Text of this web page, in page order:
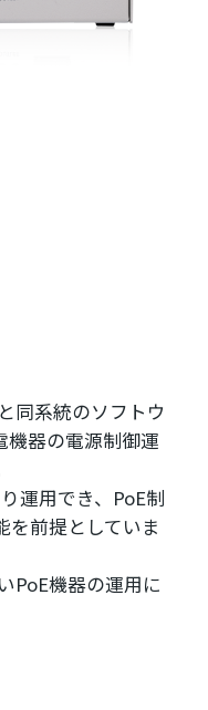
同系統のソフトウ
機器の電源制御運
運用でき、PoE制
を前提としていま
PoE機器の運用に